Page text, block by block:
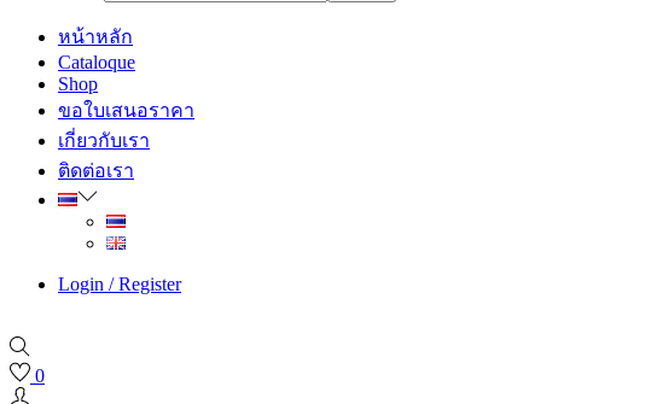
หน้าหลัก
Cataloque
Shop
ขอใบเสนอราคา
เกี่ยวกับเรา
ติดต่อเรา
Login / Register
0